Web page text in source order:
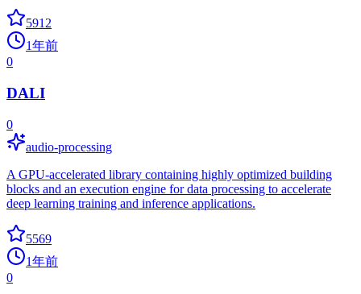
5912
1年前
0
DALI
0
audio-processing
A GPU-accelerated library containing highly optimized building
blocks and an execution engine for data processing to accelerate
deep learning training and inference applications.
5569
1年前
0